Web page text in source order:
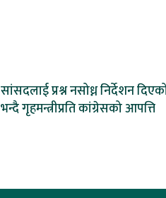
सांसदलाई प्रश्न नसोध्न निर्देशन
भन्दै गृहमन्त्रीप्रति कांग्रेसको आपत्ति